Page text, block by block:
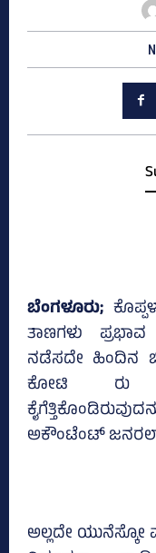
ಬೆಂಗಳೂರು;
ತಾಣಗಳು
ನಡೆಸದೇ ಹಿಂದಿನ
ಕೋಟಿ ರು
ಅಕೌಂಟೆಂಟ್‌ ಜನರಲ್‌
ಅಲ್ಲದೇ ಯುನೆಸ್ಕೋ